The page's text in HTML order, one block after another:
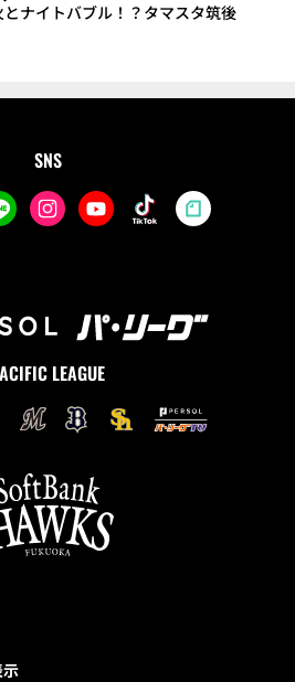
とナイトバブル！？タマスタ筑後
SNS
LEAGUE